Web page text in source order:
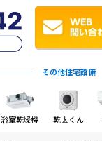
その他住宅設備
浴室乾燥機 乾太くん